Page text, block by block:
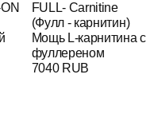
FULL- Carnitine
(Фулл - карнитин)
Мощь L-карнитина с
фуллереном
7040 RUB